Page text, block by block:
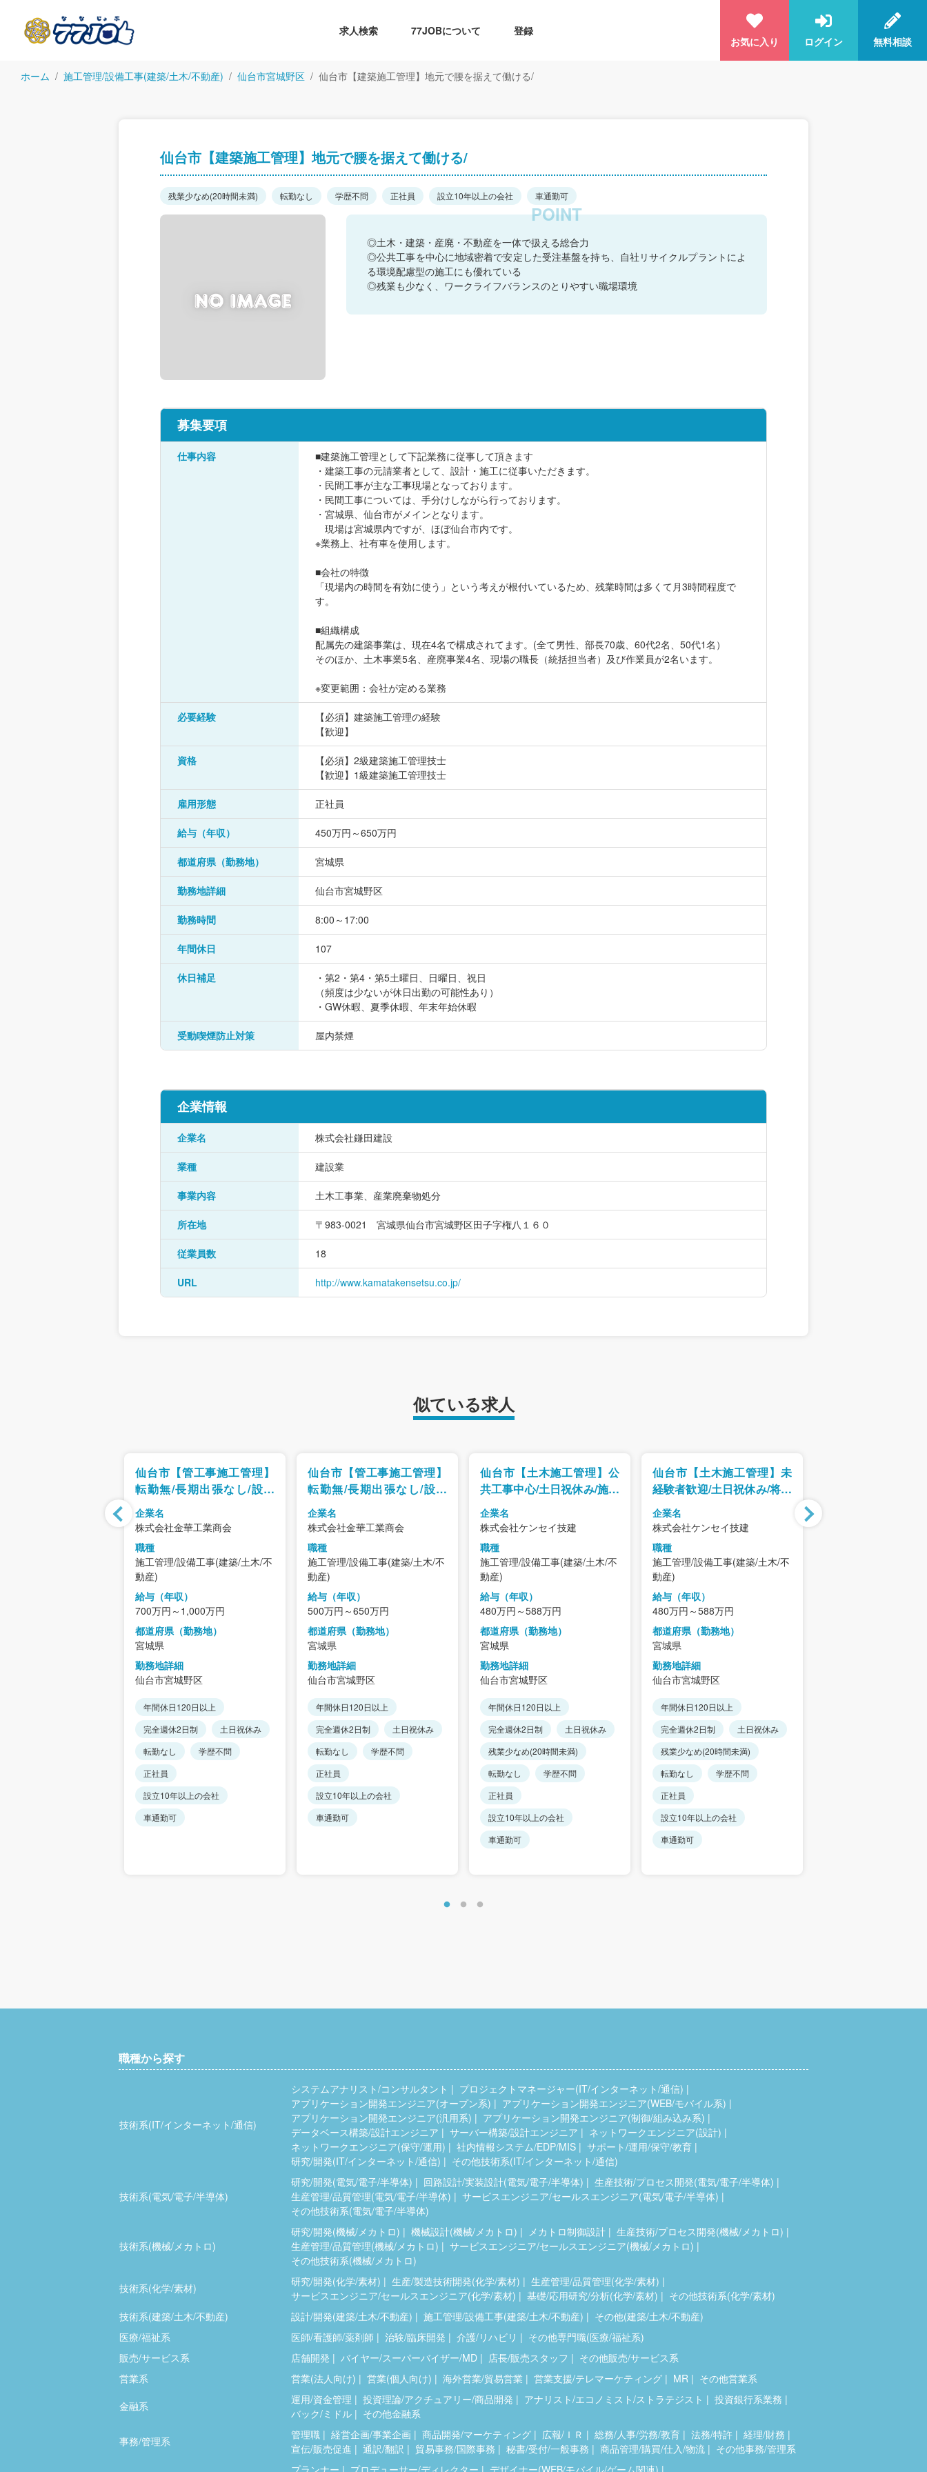
求人検索 77JOBについて
登録
お気に入り
ログイン 無料相談
ホーム 施工管理/設備工事(建築/土木/不動産) 仙台市宮城野区 仙台市【建築施工管理】地元で腰を据えて働ける/
仙台市【建築施工管理】地元で腰を据えて働ける/
残業少なめ(20時間未満) 転勤なし 学歴不問 正社員 設立10年以上の会社 車通勤可
◎土木・建築・産廃・不動産を一体で扱える総合力
◎公共工事を中心に地域密着で安定した受注基盤を持ち、自社リサイクルプラントによ
る環境配慮型の施工にも優れている
◎残業も少なく、ワークライフバランスのとりやすい職場環境
募集要項
仕事内容
■建築施工管理として下記業務に従事して頂きます
・建築工事の元請業者として、設計・施工に従事いただきます。
・民間工事が主な工事現場となっております。
・民間工事については、手分けしながら行っております。
・宮城県、仙台市がメインとなります。
現場は宮城県内ですが、ほぼ仙台市内です。
※業務上、社有車を使用します。
■会社の特徴
「現場内の時間を有効に使う」という考えが根付いているため、残業時間は多くて月3時間程度で
す。
■組織構成
配属先の建築事業は、現在4名で構成されてます。(全て男性、部長70歳、60代2名、50代1名）
そのほか、土木事業5名、産廃事業4名、現場の職長（統括担当者）及び作業員が2名います。
※変更範囲：会社が定める業務
必要経験
【必須】建築施工管理の経験
【歓迎】
資格
【必須】2級建築施工管理技士
【歓迎】1級建築施工管理技士
雇用形態 正社員
給与（年収） 450万円～650万円
都道府県（勤務地） 宮城県
勤務地詳細 仙台市宮城野区
勤務時間 8:00～17:00
年間休日 107
休日補足
・第2・第4・第5土曜日、日曜日、祝日
（頻度は少ないが休日出勤の可能性あり）
・GW休暇、夏季休暇、年末年始休暇
受動喫煙防止対策 屋内禁煙
企業情報
企業名 株式会社鎌田建設
業種 建設業
事業内容 土木工事業、産業廃棄物処分
所在地 〒983-0021 宮城県仙台市宮城野区田子字権八１６０
従業員数 18
URL http://www.kamatakensetsu.co.jp/
似ている求人
仙台市【管工事施工管理】
転勤無/長期出張なし/設立
100年以上の歴史ある会社/
完全週休二日制・年休129
企業名
株式会社金華工業商会
職種
施工管理/設備工事(建築/土木/不
動産)
給与（年収）
700万円～1,000万円
都道府県（勤務地）
宮城県
勤務地詳細
仙台市宮城野区
年間休日120日以上
完全週休2日制
土日祝休み
転勤なし
学歴不問
正社員
設立10年以上の会社
車通勤可
仙台市【管工事施工管理】
転勤無/長期出張なし/設立
100年以上の歴史ある会社/
完全週休二日制・年休129
企業名
株式会社金華工業商会
職種
施工管理/設備工事(建築/土木/不
動産)
給与（年収）
500万円～650万円
都道府県（勤務地）
宮城県
勤務地詳細
仙台市宮城野区
年間休日120日以上
完全週休2日制
土日祝休み
転勤なし
学歴不問
正社員
設立10年以上の会社
車通勤可
仙台市【土木施工管理】公
共工事中心/土日祝休み/施工
管理体制を担う中核人材募
集
企業名
株式会社ケンセイ技建
職種
施工管理/設備工事(建築/土木/不
動産)
給与（年収）
480万円～588万円
都道府県（勤務地）
宮城県
勤務地詳細
仙台市宮城野区
年間休日120日以上
完全週休2日制
土日祝休み
残業少なめ(20時間未満)
転勤なし
学歴不問
正社員
設立10年以上の会社
車通勤可
仙台市【土木施工管理】未
経験者歓迎/土日祝休み/将来
の施工管理技術者候補
企業名
株式会社ケンセイ技建
職種
施工管理/設備工事(建築/土木/不
動産)
給与（年収）
480万円～588万円
都道府県（勤務地）
宮城県
勤務地詳細
仙台市宮城野区
年間休日120日以上
完全週休2日制
土日祝休み
残業少なめ(20時間未満)
転勤なし
学歴不問
正社員
設立10年以上の会社
車通勤可
職種から探す
技術系(IT/インターネット/通信)
システムアナリスト/コンサルタント
プロジェクトマネージャー(IT/インターネット/通信)
アプリケーション開発エンジニア(オープン系)
アプリケーション開発エンジニア(WEB/モバイル系)
アプリケーション開発エンジニア(汎用系)
アプリケーション開発エンジニア(制御/組み込み系)
データベース構築/設計エンジニア
サーバー構築/設計エンジニア
ネットワークエンジニア(設計)
ネットワークエンジニア(保守/運用)
社内情報システム/EDP/MIS
サポート/運用/保守/教育
研究/開発(IT/インターネット/通信)
その他技術系(IT/インターネット/通信)
技術系(電気/電子/半導体)
研究/開発(電気/電子/半導体) 回路設計/実装設計(電気/電子/半導体)
生産技術/プロセス開発(電気/電子/半導体)
生産管理/品質管理(電気/電子/半導体)
サービスエンジニア/セールスエンジニア(電気/電子/半導体)
その他技術系(電気/電子/半導体)
技術系(機械/メカトロ)
研究/開発(機械/メカトロ) 機械設計(機械/メカトロ) メカトロ制御設計
生産技術/プロセス開発(機械/メカトロ)
生産管理/品質管理(機械/メカトロ)
サービスエンジニア/セールスエンジニア(機械/メカトロ)
その他技術系(機械/メカトロ)
技術系(化学/素材)
研究/開発(化学/素材) 生産/製造技術開発(化学/素材)
生産管理/品質管理(化学/素材)
サービスエンジニア/セールスエンジニア(化学/素材)
基礎/応用研究/分析(化学/素材)
その他技術系(化学/素材)
技術系(建築/土木/不動産)
設計/開発(建築/土木/不動産) 施工管理/設備工事(建築/土木/不動産)
その他(建築/土木/不動産)
医療/福祉系
医師/看護師/薬剤師 治験/臨床開発 介護/リハビリ
その他専門職(医療/福祉系)
販売/サービス系
店舗開発 バイヤー/スーパーバイザー/MD 店長/販売スタッフ
その他販売/サービス系
営業系
営業(法人向け) 営業(個人向け) 海外営業/貿易営業 営業支援/テレマーケティング MR
その他営業系
金融系
運用/資金管理 投資理論/アクチュアリー/商品開発 アナリスト/エコノミスト/ストラテジスト
投資銀行系業務
バック/ミドル
その他金融系
事務/管理系
管理職 経営企画/事業企画 商品開発/マーケティング 広報/ＩＲ 総務/人事/労務/教育 法務/特許
経理/財務
宣伝/販売促進
通訳/翻訳 貿易事務/国際事務 秘書/受付/一般事務 商品管理/購買/仕入/物流
その他事務/管理系
プランナー プロデューサー/ディレクター デザイナー(WEB/モバイル/ゲーム関連)